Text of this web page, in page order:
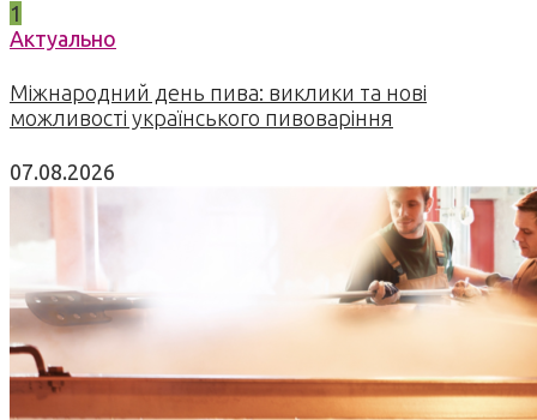
1
Актуально
Міжнародний день пива: виклики та нові
можливості українського пивоваріння
07.08.2026